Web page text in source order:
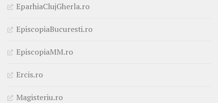
EparhiaClujGherla.ro
EpiscopiaBucuresti.ro
EpiscopiaMM.ro
Ercis.ro
Magisteriu.ro